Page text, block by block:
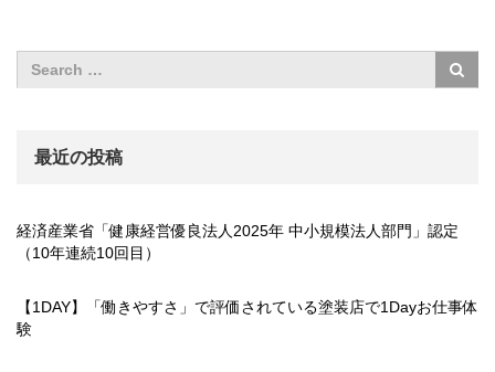
最近の投稿
経済産業省「健康経営優良法人2025年 中小規模法人部門」認定
（10年連続10回目）
【1DAY】「働きやすさ」で評価されている塗装店で1Dayお仕事体
験